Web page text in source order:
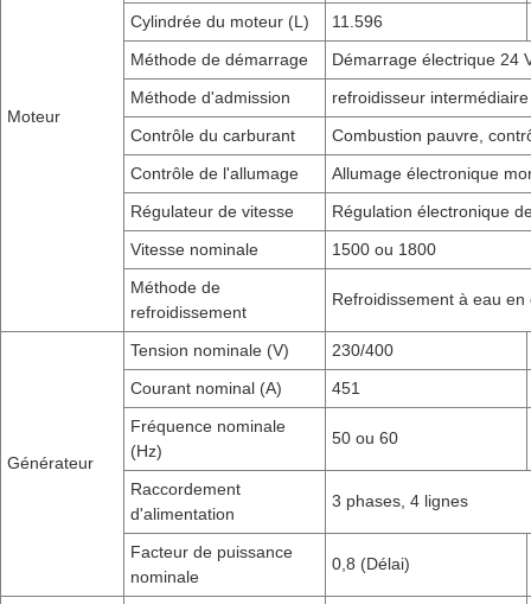
Moteur
Cylindrée du moteur (L)
11.596
Méthode de démarrage
Démarrage électrique 24
Méthode d'admission
refroidisseur
Contrôle du carburant
Combustion pauvre,
Contrôle de l'allumage
Allumage électronique
Régulateur de vitesse
Régulation électronique
Vitesse nominale
1500 ou 1800
Méthode de
refroidissement
Refroidissement à eau en
Générateur
Tension nominale (V)
230/400
Courant nominal (A)
451
Fréquence nominale
(Hz)
50 ou 60
Raccordement
d'alimentation
3 phases, 4 lignes
Facteur de puissance
nominale
0,8 (Délai)